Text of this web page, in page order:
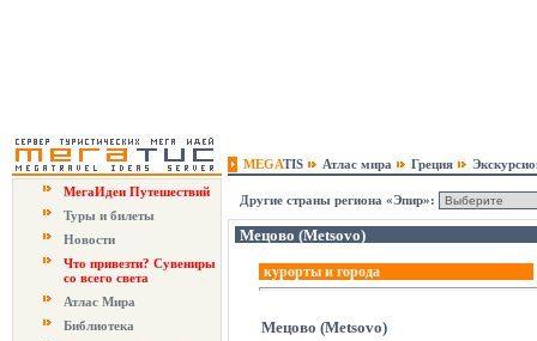
MEGATIS Атлас мира Греция
МегаИдеи Путешествий
Туры и билеты
Новости
Что привезти? Сувениры
со всего света
Атлас Мира
Библиотека
Другие страны региона «Эпир»:
Мецово (Metsovo)
курорты и города
Мецово (Metsovo)